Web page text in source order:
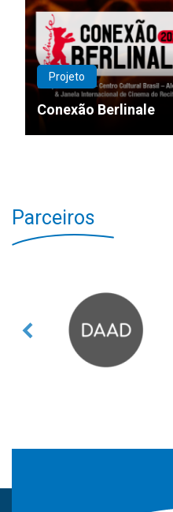
Projeto
Conexão Berlinale
Parceiros